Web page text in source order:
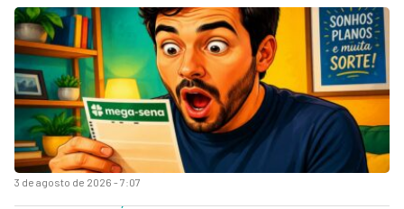
3 de agosto de 2026 - 7:07